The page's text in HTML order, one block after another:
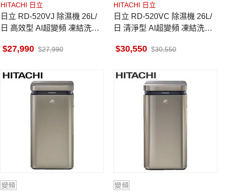
HITACHI 日立
日立 RD-520VJ 除濕機 26L/
日 高效型 AI超變頻 凍結洗淨
27,990 27,990
HITACHI 日立
日立 RD-520VC 除濕機 26L/
日 清淨型 AI超變頻 凍結洗淨
30,550 30,550
變頻
變頻